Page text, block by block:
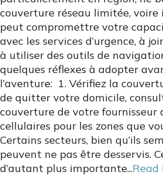
couverture réseau limitée, voire
peut compromettre votre
avec les services d’urgence, à
à utiliser des outils de
quelques réflexes à adopter
l’aventure: 1. Vérifiez la
de quitter votre domicile,
couverture de votre fournisseur
cellulaires pour les zones que
Certains secteurs, bien qu’ils
peuvent ne pas être desservis.
d’autant plus importante...Read